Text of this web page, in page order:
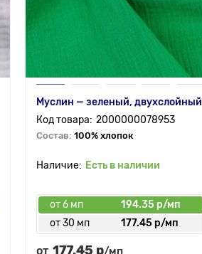
Муслин — зеленый, двухслойный
2000000078953
Состав: 100% хлопок
Есть в наличии
от 6 мп
194.35 р/мп
от 30 мп
177.45 р/мп
от 177.45 р/мп